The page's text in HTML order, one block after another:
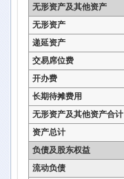
无形资产及其他资产
无形资产
递延资产
交易席位费
开办费
长期待摊费用
无形资产及其他资产合计
资产总计
负债及股东权益
流动负债